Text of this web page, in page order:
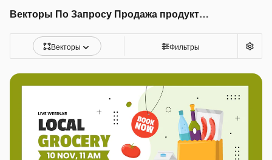
Векторы По Запросу Продажа продуктов питания
Векторы Фильтры